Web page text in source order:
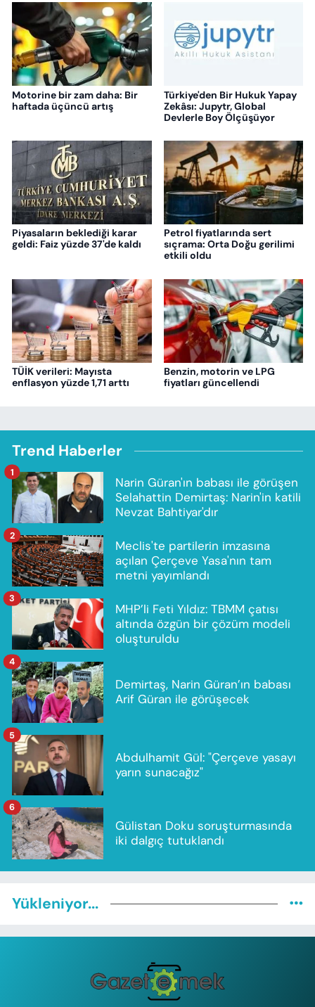
Motorine bir zam daha: Bir
haftada üçüncü artış
Türkiye'den Bir Hukuk Yapay
Zekâsı: Jupytr, Global
Devlerle Boy Ölçüşüyor
Piyasaların beklediği karar
geldi: Faiz yüzde 37'de kaldı
Petrol fiyatlarında sert
sıçrama: Orta Doğu gerilimi
etkili oldu
TÜİK verileri: Mayısta
enflasyon yüzde 1,71 arttı
Benzin, motorin ve LPG
fiyatları güncellendi
Trend Haberler
Narin Güran'ın babası ile görüşen
Selahattin Demirtaş: Narin'in katili
Nevzat Bahtiyar'dır
1
Meclis'te partilerin imzasına
açılan Çerçeve Yasa'nın tam
metni yayımlandı
2
MHP’li Feti Yıldız: TBMM çatısı
altında özgün bir çözüm modeli
oluşturuldu
3
Demirtaş, Narin Güran’ın babası
Arif Güran ile görüşecek
4
Abdulhamit Gül: "Çerçeve yasayı
yarın sunacağız"
5
Gülistan Doku soruşturmasında
iki dalgıç tutuklandı
6
Yükleniyor...